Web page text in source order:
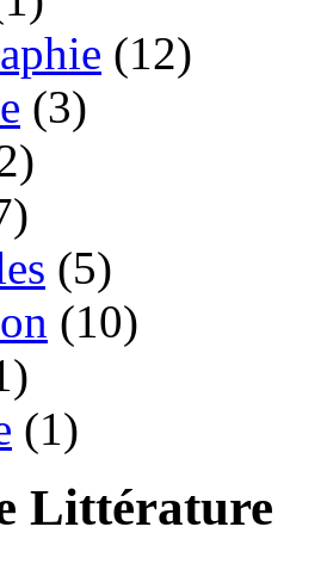
(12)
(3)
(5)
(10)
(1)
Littérature